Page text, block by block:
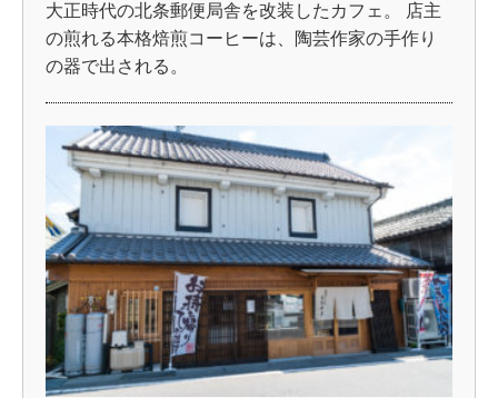
大正時代の北条郵便局舎を改装したカフェ。 店主
の煎れる本格焙煎コーヒーは、陶芸作家の手作り
の器で出される。